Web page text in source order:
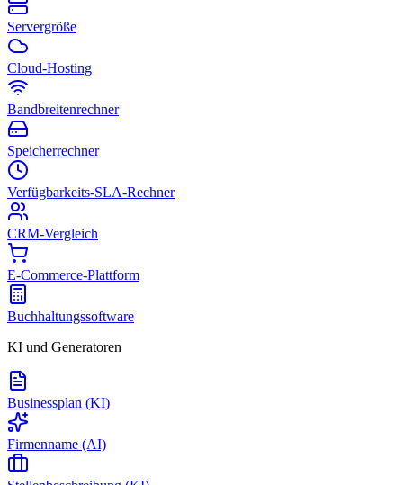
Servergröße
Cloud-Hosting
Bandbreitenrechner
Speicherrechner
Verfügbarkeits-SLA-Rechner
CRM-Vergleich
E-Commerce-Plattform
Buchhaltungssoftware
KI und Generatoren
Businessplan (KI)
Firmenname (AI)